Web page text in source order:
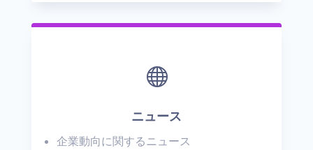

ニュース
企業動向に関するニュース